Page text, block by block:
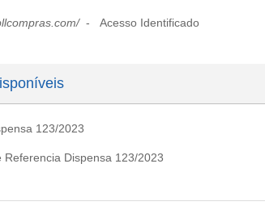
- Acesso Identificado
123/2023
Referencia Dispensa 123/2023